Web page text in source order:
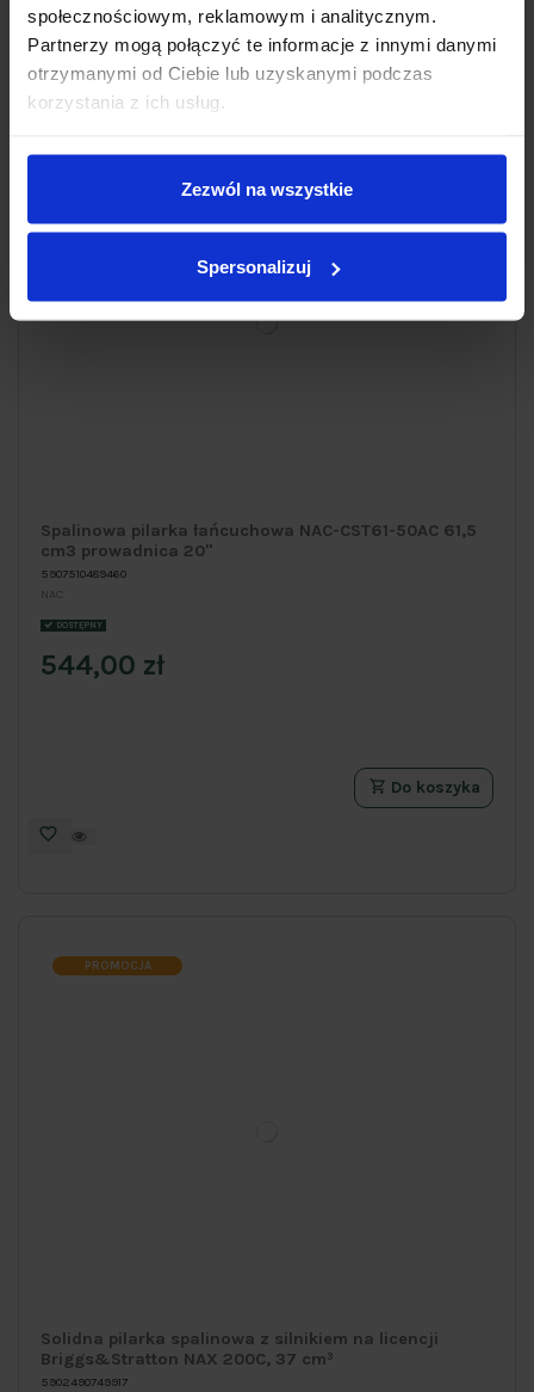
społecznościowym, reklamowym i analitycznym.
Partnerzy mogą połączyć te informacje z innymi danymi
otrzymanymi od Ciebie lub uzyskanymi podczas
korzystania z ich usług.
Zezwól na wszystkie
Spersonalizuj
Spalinowa pilarka łańcuchowa NAC-CST61-50AC 61,5
cm3 prowadnica 20"
5907510489460
NAC
DOSTĘPNY
544,00 zł
Do koszyka
PROMOCJA
Solidna pilarka spalinowa z silnikiem na licencji
Briggs&Stratton NAX 200C, 37 cm³
5902490749917